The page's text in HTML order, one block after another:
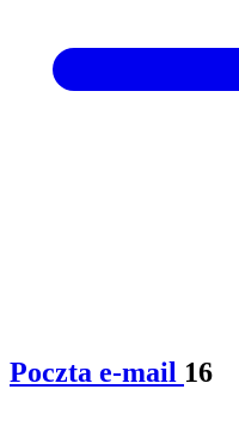
Poczta e-mail 16